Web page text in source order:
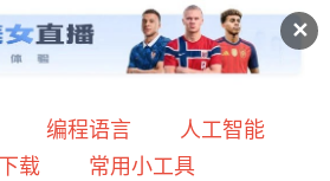
✕
编程语言
人工智能
载
常用小工具